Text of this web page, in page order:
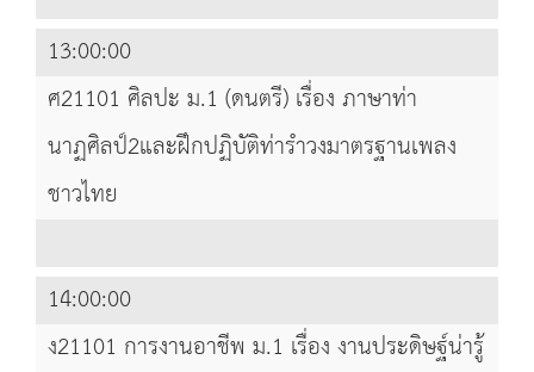
13:00:00
ศ21101 ศิลปะ ม.1 (ดนตรี) เรื่อง ภาษาท่า
นาฏศิลป์2และฝึกปฏิบัติท่ารำวงมาตรฐานเพลง
ชาวไทย
14:00:00
ง21101 การงานอาชีพ ม.1 เรื่อง งานประดิษฐ์น่ารู้